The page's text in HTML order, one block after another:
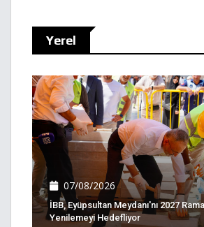
Yerel
07/08/2026
İBB, Eyüpsultan Meydanı'nı 2027
Yenilemeyi Hedefliyor